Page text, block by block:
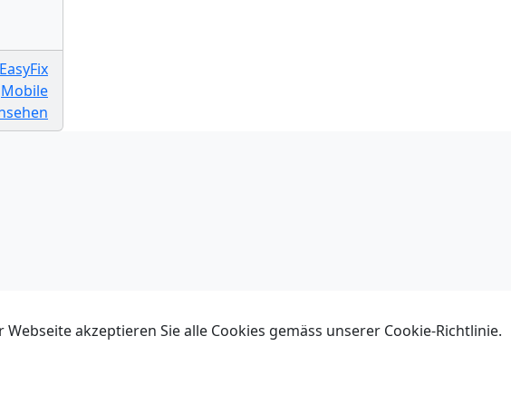
akzeptieren Sie alle Cookies gemäss unserer Cookie-Richtlinie.